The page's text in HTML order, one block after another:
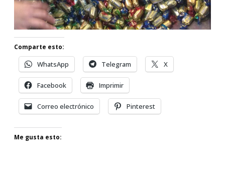
Comparte esto:
WhatsApp Telegram X
Facebook Imprimir
Correo electrónico Pinterest
Me gusta esto: